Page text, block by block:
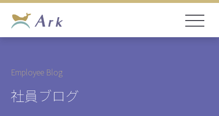
Employee Blog
社員ブログ